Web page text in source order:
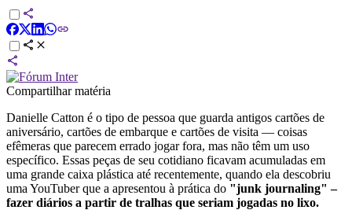
Compartilhar matéria
Danielle Catton é o tipo de pessoa que guarda antigos cartões de
aniversário, cartões de embarque e cartões de visita — coisas
efêmeras que parecem errado jogar fora, mas não têm um uso
específico. Essas peças de seu cotidiano ficavam acumuladas em
uma grande caixa plástica até recentemente, quando ela descobriu
uma YouTuber que a apresentou à prática do "junk journaling" –
fazer diários a partir de tralhas que seriam jogadas no lixo.